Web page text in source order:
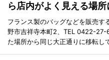
ら店内がよく見える場所
フランス製のバッグなどを販売す
野市吉祥寺本町2、TEL 0422-27-
た場所から同じ大正通りに移転し